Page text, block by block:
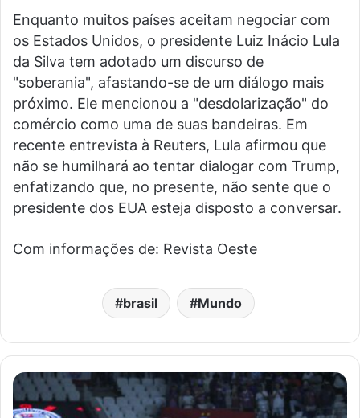
Enquanto muitos países aceitam negociar com
os Estados Unidos, o presidente Luiz Inácio Lula
da Silva tem adotado um discurso de
"soberania", afastando-se de um diálogo mais
próximo. Ele mencionou a "desdolarização" do
comércio como uma de suas bandeiras. Em
recente entrevista à Reuters, Lula afirmou que
não se humilhará ao tentar dialogar com Trump,
enfatizando que, no presente, não sente que o
presidente dos EUA esteja disposto a conversar.
Com informações de: Revista Oeste
brasil Mundo